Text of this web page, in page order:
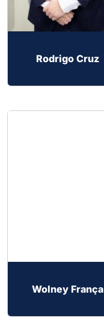
Rodrigo Cruz
Wolney França